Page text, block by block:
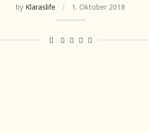
by Klaraslife 1. Oktober 2018